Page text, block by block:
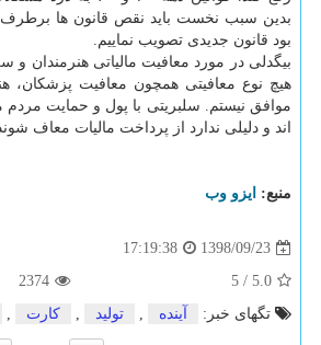
بدین سبب نخست باید نقص قانون ها
بود قانون جدیدی تصویب نماییم.
بیگدلی در مورد معافیت مالیاتی هنرمندان و
هیچ نوع معافیتی همچون معافیت پزشكان،
موافق نیستم. سلبریتی با پول و حمایت
اند و دلیلی ندارد از پرداخت مالیات معاف
منبع: ایزو وب
1398/09/23
17:19:38
5.0
/
5
2374
تگهای خبر:
آینده , تولید , كارت ,